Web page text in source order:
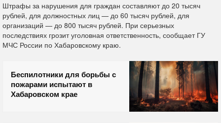
Штрафы за нарушения для граждан составляют до 20 тысяч
рублей, для должностных лиц — до 60 тысяч рублей, для
организаций — до 800 тысяч рублей. При серьезных
последствиях грозит уголовная ответственность, сообщает ГУ
МЧС России по Хабаровскому краю.
Беспилотники для борьбы с
пожарами испытают в
Хабаровском крае